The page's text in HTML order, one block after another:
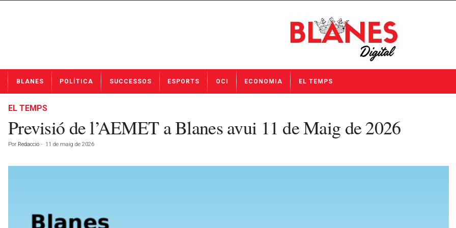
t
BLANES POLÍTICA SUCCESSOS ESPORTS OCI ECONOMIA EL TEMPS
EL TEMPS
Previsió de l’AEMET a Blanes avui 11 de Maig de 2026
Por Redacció - 11 de maig de 2026